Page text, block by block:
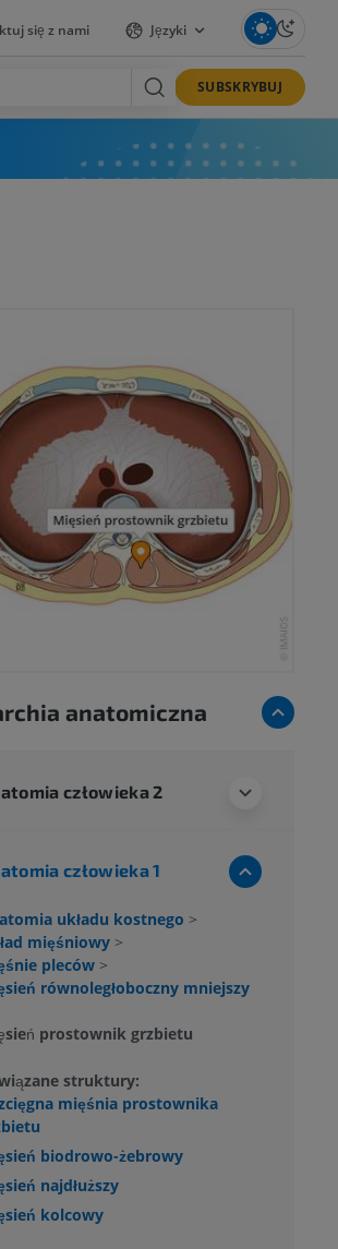
się z nami Języki
SUBSKRYBUJ
anatomiczna
człowieka 2
człowieka 1
układu kostnego >
mięśniowy >
pleców >
równoległoboczny mniejszy
prostownik grzbietu
struktury:
mięśnia prostownika
biodrowo-żebrowy
najdłuższy
kolcowy